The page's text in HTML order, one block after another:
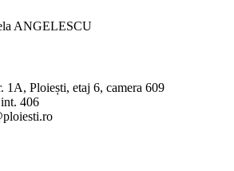
ANGELESCU
1A, Ploiești, etaj 6, camera 609
406